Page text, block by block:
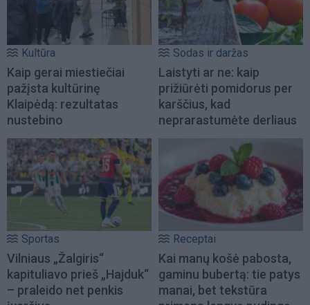
Kultūra
Kaip gerai miestiečiai
pažįsta kultūrinę
Klaipėdą: rezultatas
nustebino
Sodas ir daržas
Laistyti ar ne: kaip
prižiūrėti pomidorus per
karščius, kad
neprarastumėte derliaus
Sportas
Vilniaus „Žalgiris“
kapituliavo prieš „Hajduk“
– praleido net penkis
Receptai
Kai manų košė pabosta,
gaminu bubertą: tie patys
manai, bet tekstūra